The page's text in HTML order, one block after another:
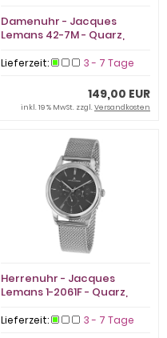
Damenuhr - Jacques
Lemans 42-7M - Quarz,
Lieferzeit: 3 - 7 Tage
149,00 EUR
inkl. 19 % MwSt. zzgl.Versandkosten
Herrenuhr - Jacques
Lemans 1-2061F - Quarz,
Lieferzeit: 3 - 7 Tage